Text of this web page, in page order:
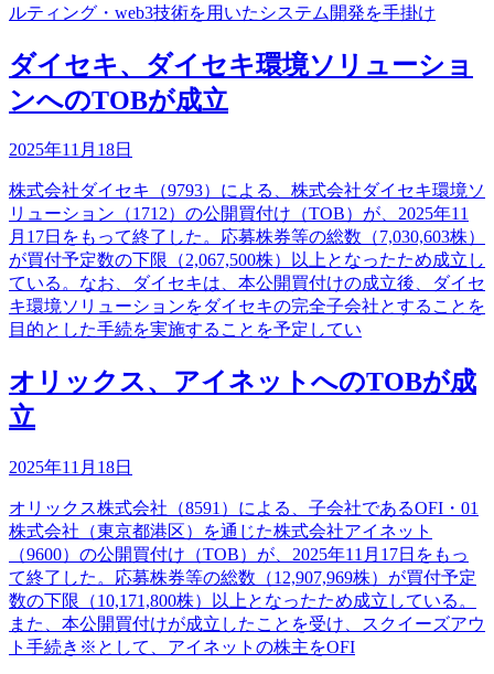
ルティング・web3技術を用いたシステム開発を手掛け
ダイセキ、ダイセキ環境ソリューショ
ンへのTOBが成立
2025年11月18日
株式会社ダイセキ（9793）による、株式会社ダイセキ環境ソ
リューション（1712）の公開買付け（TOB）が、2025年11
月17日をもって終了した。応募株券等の総数（7,030,603株）
が買付予定数の下限（2,067,500株）以上となったため成立し
ている。なお、ダイセキは、本公開買付けの成立後、ダイセ
キ環境ソリューションをダイセキの完全子会社とすることを
目的とした手続を実施することを予定してい
オリックス、アイネットへのTOBが成
立
2025年11月18日
オリックス株式会社（8591）による、子会社であるOFI・01
株式会社（東京都港区）を通じた株式会社アイネット
（9600）の公開買付け（TOB）が、2025年11月17日をもっ
て終了した。応募株券等の総数（12,907,969株）が買付予定
数の下限（10,171,800株）以上となったため成立している。
また、本公開買付けが成立したことを受け、スクイーズアウ
ト手続き※として、アイネットの株主をOFI